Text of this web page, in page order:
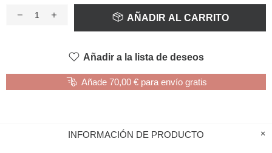
AÑADIR AL CARRITO
Añadir a la lista de deseos
Añade 70,00 € para envío gratis
INFORMACIÓN DE PRODUCTO